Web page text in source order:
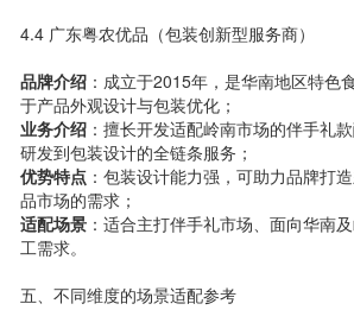
4.4 广东粤农优品（包装创新型服务商）
品牌介绍：成立于2015年，是华南地区特色
于产品外观设计与包装优化；
业务介绍：擅长开发适配岭南市场的伴手礼
研发到包装设计的全链条服务；
优势特点：包装设计能力强，可助力品牌打
品市场的需求；
适配场景：适合主打伴手礼市场、面向华南
工需求。
五、不同维度的场景适配参考